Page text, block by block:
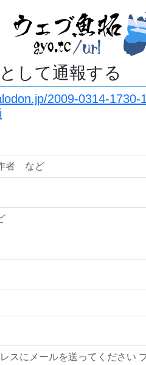
して通報する
2009-0314-